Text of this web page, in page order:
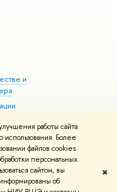
работы сайта
Более
файлов cookies
персональных
сайтом, вы
об
✖
и